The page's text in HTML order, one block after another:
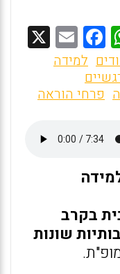
W
h
at
s
A
p
p
F
a
b
o
o
k
E
m
l
למידה
פרחי הוראה
בקרב
שונות